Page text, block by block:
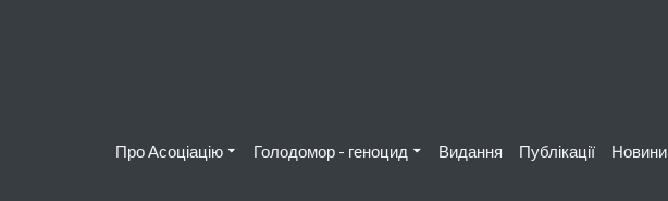
Про Асоціацію Голодомор - геноцид Видання Публікації Новини